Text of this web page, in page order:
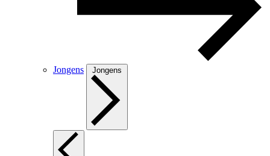
Jongens Jongens